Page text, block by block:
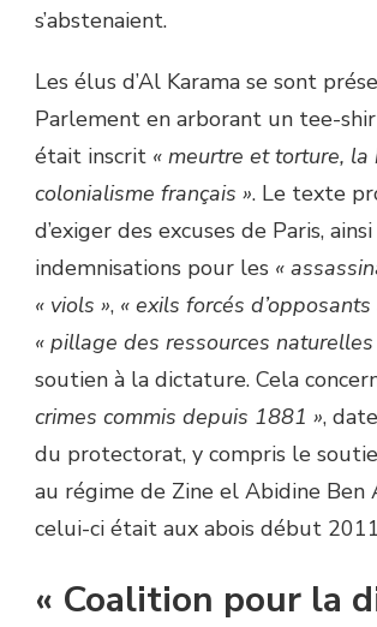
s’abstenaient.
Les élus d’Al Karama se sont
Parlement en arborant un tee-
était inscrit « meurtre et torture,
colonialisme français ». Le texte
d’exiger des excuses de Paris,
indemnisations pour les «
« viols », « exils forcés d’opposants
« pillage des ressources naturelles
soutien à la dictature. Cela
crimes commis depuis 1881 »,
du protectorat, y compris le
au régime de Zine el Abidine Ben
celui-ci était aux abois début
« Coalition pour la